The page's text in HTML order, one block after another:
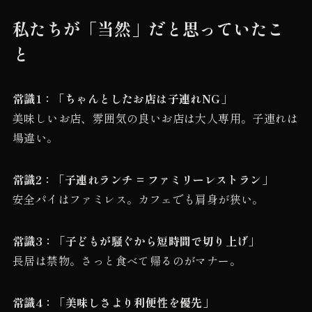
私たちが「当然」だと思っていたこ
と
常識1：「ちゃんとしたお店は子連れNG」
美味しいお店、雰囲気の良いお店は大人専用。子連れは
場違い。
常識2：「子連れランチ = ファミリーレストラン」
安全パイはファミレス。カフェでも肩身が狭い。
常識3：「子どもが騒ぐから短時間で切り上げ」
長居は禁物。さっと食べて帰るのがマナー。
常識4：「美味しさより利便性を優先」